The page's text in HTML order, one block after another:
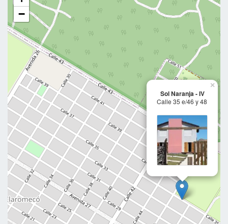
Sol Naranja - IV
Calle 35 e/46 y 48
×
−